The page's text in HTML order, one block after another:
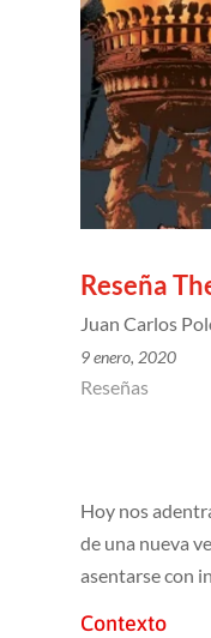
Reseña
Juan Carlos
9 enero, 2020
Reseñas
Hoy nos
de una nueva
asentarse con
Contexto